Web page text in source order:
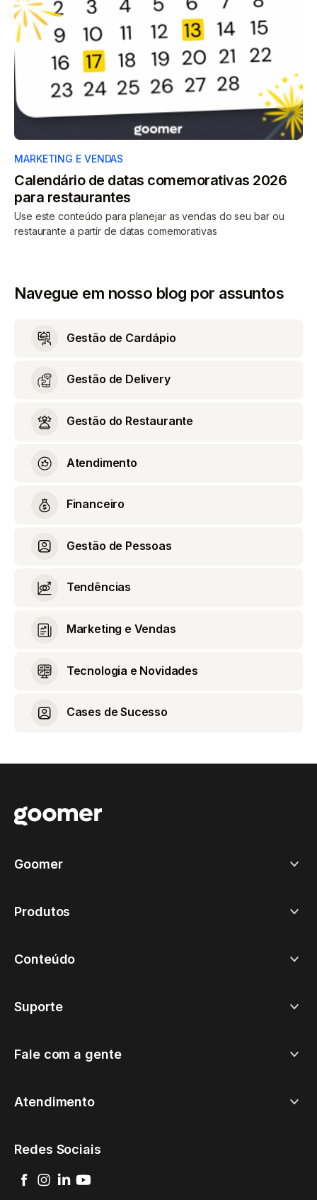
MARKETING E VENDAS
Calendário de datas comemorativas 2026
para restaurantes
Use este conteúdo para planejar as vendas do seu bar ou
restaurante a partir de datas comemorativas
Navegue em nosso blog por assuntos
Gestão de Cardápio
Gestão de Delivery
Gestão do Restaurante
Atendimento
Financeiro
Gestão de Pessoas
Tendências
Marketing e Vendas
Tecnologia e Novidades
Cases de Sucesso
Goomer
Produtos
Conteúdo
Suporte
Fale com a gente
Atendimento
Redes Sociais